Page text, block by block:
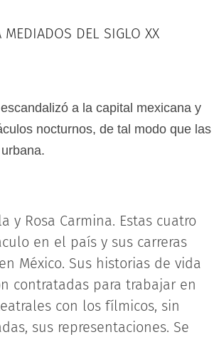
MEDIADOS DEL SIGLO XX
a la capital mexicana y
nocturnos, de tal modo que las
y Rosa Carmina. Estas cuatro
en el país y sus carreras
México. Sus historias de vida
contratadas para trabajar en
con los fílmicos, sin
sus representaciones. Se